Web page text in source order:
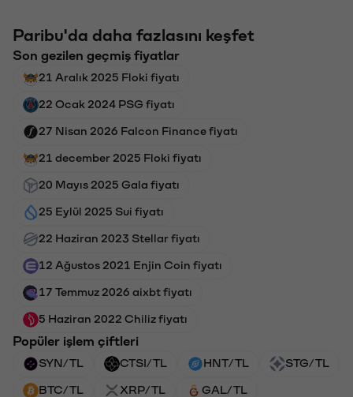
Paribu'da daha fazlasını keşfet
Son gezilen geçmiş fiyatlar
21 Aralık 2025 Floki fiyatı
22 Ocak 2024 PSG fiyatı
27 Nisan 2026 Falcon Finance fiyatı
21 december 2025 Floki fiyatı
20 Mayıs 2025 Gala fiyatı
25 Eylül 2025 Sui fiyatı
22 Haziran 2023 Stellar fiyatı
12 Ağustos 2021 Enjin Coin fiyatı
17 Temmuz 2026 aixbt fiyatı
5 Haziran 2022 Chiliz fiyatı
Popüler işlem çiftleri
SYN/TL CTSI/TL HNT/TL STG/TL
BTC/TL XRP/TL GAL/TL